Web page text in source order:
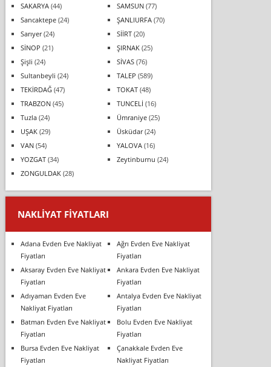
SAKARYA(44) SAMSUN(77)
Sancaktepe(24) ŞANLIURFA(70)
Sarıyer(24) SİİRT(20)
SİNOP (21) ŞIRNAK(25)
Şişli (24) SİVAS(76)
Sultanbeyli (24) TALEP (589)
TEKİRDAĞ(47) TOKAT(48)
TRABZON(45) TUNCELİ (16)
Tuzla(24) Ümraniye(25)
UŞAK(29) Üsküdar(24)
VAN(54) YALOVA(16)
YOZGAT(34) Zeytinburnu (24)
ZONGULDAK(28)
NAKLIYAT FIYATLARI
Adana Evden Eve Nakliyat
Fiyatları
Ağrı Evden Eve Nakliyat
Fiyatları
Aksaray Evden Eve Nakliyat
Fiyatları
Ankara Evden Eve Nakliyat
Fiyatları
Adıyaman Evden Eve
Nakliyat Fiyatları
Antalya Evden Eve Nakliyat
Fiyatları
Batman Evden Eve Nakliyat
Fiyatları
Bolu Evden Eve Nakliyat
Fiyatları
Bursa Evden Eve Nakliyat
Fiyatları
Çanakkale Evden Eve
Nakliyat Fiyatları